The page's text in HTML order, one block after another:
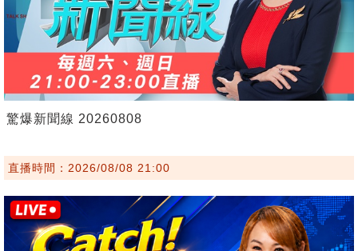
驚爆新聞線 20260808
直播時間：2026/08/08 21:00